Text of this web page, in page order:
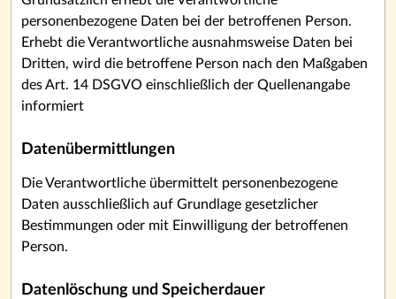
personenbezogene Daten bei der betroffenen Person.
Erhebt die Verantwortliche ausnahmsweise Daten bei
Dritten, wird die betroffene Person nach den Maßgaben
des Art. 14 DSGVO einschließlich der Quellenangabe
informiert
Datenübermittlungen
Die Verantwortliche übermittelt personenbezogene
Daten ausschließlich auf Grundlage gesetzlicher
Bestimmungen oder mit Einwilligung der betroffenen
Person.
Datenlöschung und Speicherdauer